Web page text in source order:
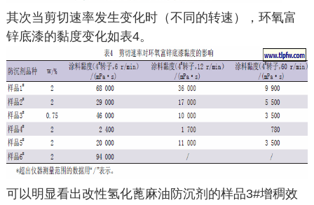
其次当剪切速率发生变化时（不同的转速），环氧富
锌底漆的黏度变化如表4。
可以明显看出改性氢化蓖麻油防沉剂的样品3#增稠效